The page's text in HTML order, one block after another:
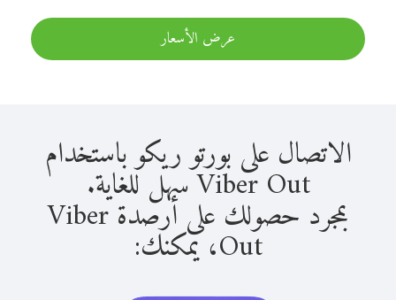
عرض الأسعار
الاتصال على بورتو ريكو باستخدام
Viber Out سهل للغاية.
بمجرد حصولك على أرصدة Viber
Out، يمكنك: